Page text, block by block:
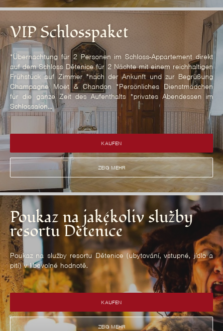
VIP Schlosspaket
*Übernachtung für 2 Personen im Schloss-Appartement direkt
auf dem Schloss Dětenice für 2 Nächte mit einem reichhaltigen
Frühstück auf Zimmer *nach der Ankunft und zur Begrüßung
Champagne Moët & Chandon *Persönliches Dienstmädchen
für die ganze Zeit des Aufenthalts *privates Abendessen im
Schlossalon...
KAUFEN
ZEIG MEHR
Poukaz na jakékoliv služby
resortu Dětenice
Poukaz na služby resortu Dětenice (ubytování, vstupné, jídlo a
pití) v libovolné hodnotě.
KAUFEN
ZEIG MEHR